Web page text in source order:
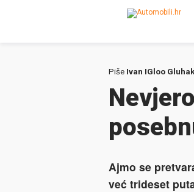
Piše Ivan IGloo Gluhak
Ajmo se
već trideset